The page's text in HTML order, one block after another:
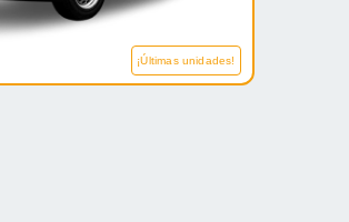
¡Últimas unidades!